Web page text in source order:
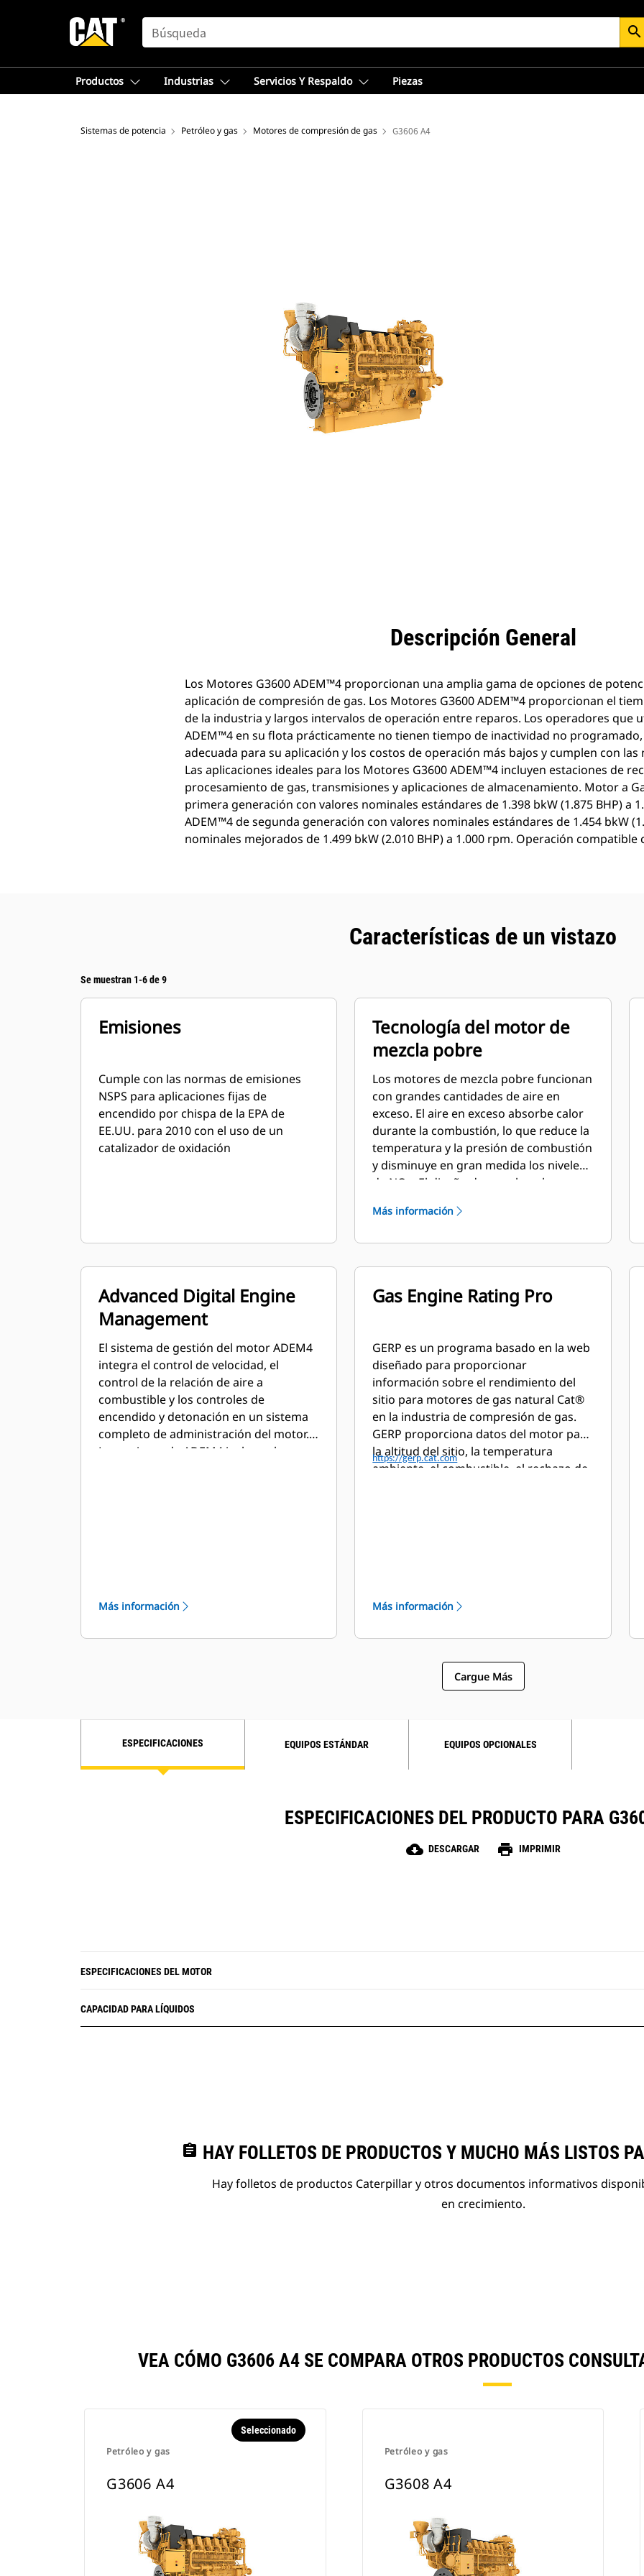
SEARCH search
Productos Industrias Servicios Y Respaldo Piezas
Sistemas de potencia Petróleo y gas Motores de compresión de gas G3606 A4
Descripción General
Los Motores G3600 ADEM™4 proporcionan una amplia gama de opciones de
aplicación de compresión de gas. Los Motores G3600 ADEM™4 proporcionan el
de la industria y largos intervalos de operación entre reparos. Los operadores que
ADEM™4 en su flota prácticamente no tienen tiempo de inactividad no
adecuada para su aplicación y los costos de operación más bajos y cumplen con las
Las aplicaciones ideales para los Motores G3600 ADEM™4 incluyen estaciones de
procesamiento de gas, transmisiones y aplicaciones de almacenamiento. Motor a
primera generación con valores nominales estándares de 1.398 bkW (1.875 BHP) a
ADEM™4 de segunda generación con valores nominales estándares de 1.454 bkW
nominales mejorados de 1.499 bkW (2.010 BHP) a 1.000 rpm. Operación compatible
Características de un vistazo
Se muestran 1-6 de 9
Emisiones
Cumple con las normas de emisiones
NSPS para aplicaciones fijas de
encendido por chispa de la EPA de
EE.UU. para 2010 con el uso de un
catalizador de oxidación
Tecnología del motor de
mezcla pobre
Los motores de mezcla pobre funcionan
con grandes cantidades de aire en
exceso. El aire en exceso absorbe calor
durante la combustión, lo que reduce la
temperatura y la presión de combustión
y disminuye en gran medida los niveles
de NOx. El diseño de mezcla pobre
útil de los componentes y un excelente
Más información
Advanced Digital Engine
Management
El sistema de gestión del motor ADEM4
integra el control de velocidad, el
control de la relación de aire a
combustible y los controles de
encendido y detonación en un sistema
completo de administración del motor.
Las mejoras de ADEM4 incluyen la
Más información
Gas Engine Rating Pro
GERP es un programa basado en la web
diseñado para proporcionar
información sobre el rendimiento del
sitio para motores de gas natural Cat®
en la industria de compresión de gas.
GERP proporciona datos del motor para
la altitud del sitio, la temperatura
ambiente, el combustible, el rechazo de
https://gerp.cat.com
Más información
Cargue Más
ESPECIFICACIONES EQUIPOS ESTÁNDAR EQUIPOS OPCIONALES
ESPECIFICACIONES DEL PRODUCTO PARA
cloud_download DESCARGAR print IMPRIMIR
ESPECIFICACIONES DEL MOTOR
CAPACIDAD PARA LÍQUIDOS
assignment HAY FOLLETOS DE PRODUCTOS Y MUCHO MÁS LISTOS
Hay folletos de productos Caterpillar y otros documentos informativos
en crecimiento.
VEA CÓMO G3606 A4 SE COMPARA OTROS PRODUCTOS
Petróleo y gas
Seleccionado
G3606 A4
Petróleo y gas
G3608 A4